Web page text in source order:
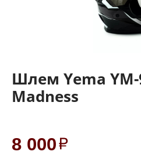
Шлем Yema YM-
Madness
8 000